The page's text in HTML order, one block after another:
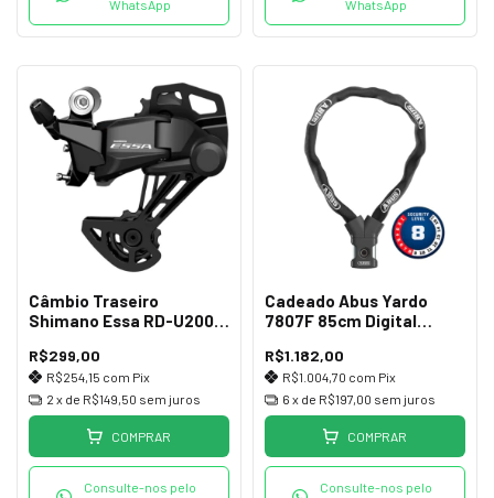
WhatsApp
WhatsApp
Câmbio Traseiro
Shimano Essa RD-U2000
R$299,00
R$254,15 com Pix
2 x de R$149,50 sem juros
COMPRAR
Consulte-nos pelo
Cadeado Abus Yardo
7807F 85cm Digital
R$1.182,00
R$1.004,70 com Pix
6 x de R$197,00 sem juros
COMPRAR
Consulte-nos pelo